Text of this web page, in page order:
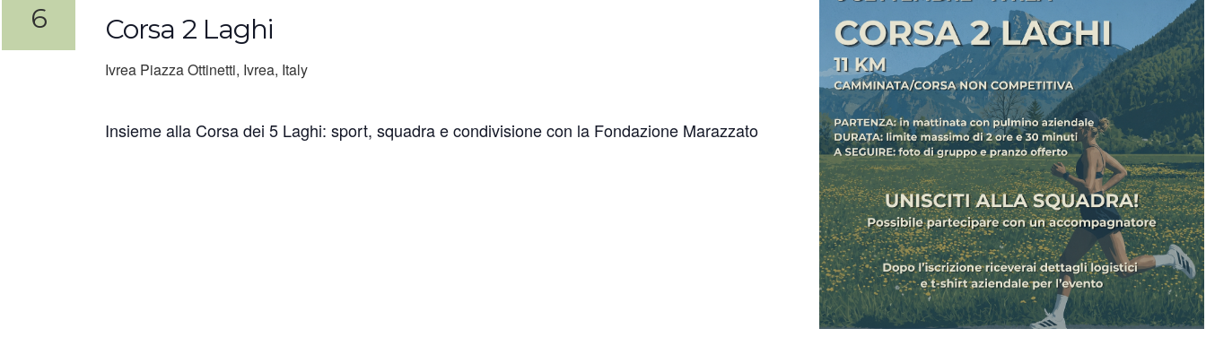
6 Corsa 2 Laghi
Ivrea Piazza Ottinetti, Ivrea, Italy
Insieme alla Corsa dei 5 Laghi: sport, squadra e condivisione con la Fondazione Marazzato